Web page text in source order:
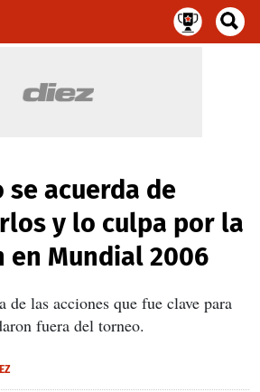
acuerda de
y lo culpa por la
en Mundial 2006
de las acciones que fue clave para
fuera del torneo.